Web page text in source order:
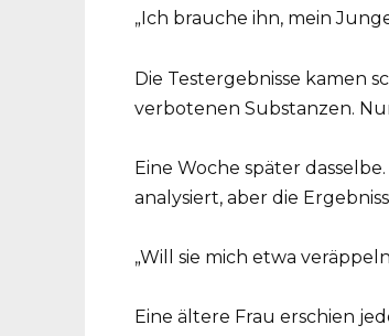
„Ich brauche ihn, mein
Die Testergebnisse kamen
verbotenen Substanzen.
Eine Woche später
analysiert, aber die
„Will sie mich etwa
Eine ältere Frau erschien